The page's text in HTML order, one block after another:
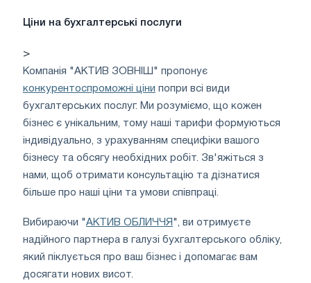
Ціни на бухгалтерські послуги
>
Компанія "АКТИВ ЗОВНІШ" пропонує
конкурентоспроможні ціни попри всі види
бухгалтерських послуг. Ми розуміємо, що кожен
бізнес є унікальним, тому наші тарифи формуються
індивідуально, з урахуванням специфіки вашого
бізнесу та обсягу необхідних робіт. Зв'яжіться з
нами, щоб отримати консультацію та дізнатися
більше про наші ціни та умови співпраці.
Вибираючи "АКТИВ ОБЛИЧЧЯ ", ви отримуєте
надійного партнера в галузі бухгалтерського обліку,
який піклується про ваш бізнес і допомагає вам
досягати нових висот.